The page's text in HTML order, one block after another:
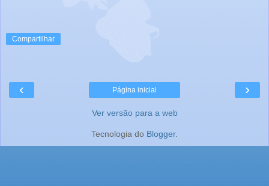
Compartilhar
‹ ›
Página inicial
Ver versão para a web
Tecnologia do Blogger.